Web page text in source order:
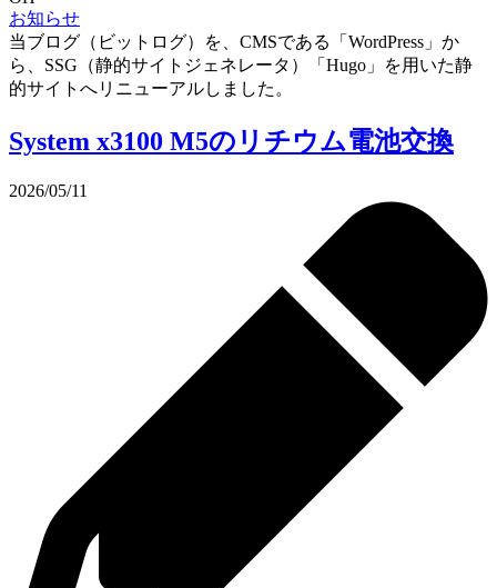
お知らせ
当ブログ（ビットログ）を、CMSである「WordPress」か
ら、SSG（静的サイトジェネレータ）「Hugo」を用いた静
的サイトへリニューアルしました。
System x3100 M5のリチウム電池交換
2026/05/11